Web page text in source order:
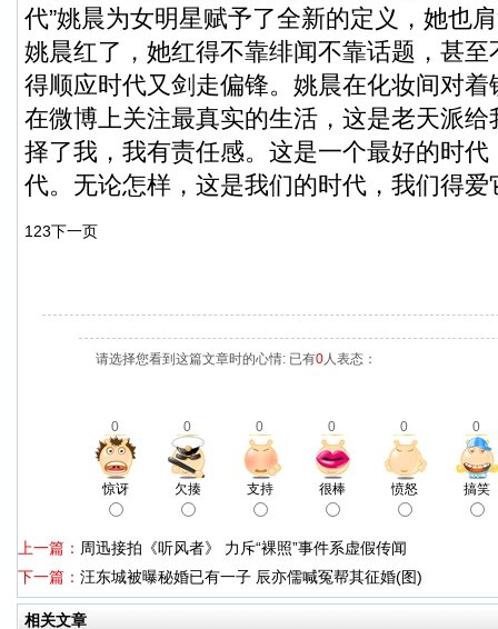
代”姚晨为女明星赋予了全新的定义，她也
姚晨红了，她红得不靠绯闻不靠话题，甚
得顺应时代又剑走偏锋。姚晨在化妆间对着
在微博上关注最真实的生活，这是老天派
择了我，我有责任感。这是一个最好的时
代。无论怎样，这是我们的时代，我们得爱
1 23下一页
请选择您看到这篇文章时的心情: 已有0人表态：
0 0 0 0 0 0
惊讶 欠揍 支持 很棒 愤怒 搞笑
上一篇： 周迅接拍《听风者》 力斥“裸照”事件系虚假传闻
下一篇： 汪东城被曝秘婚已有一子 辰亦儒喊冤帮其征婚(图)
相关文章